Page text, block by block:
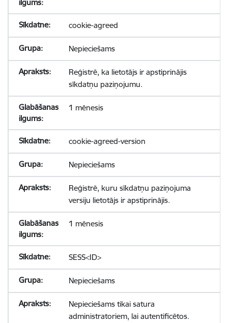
cookie-agreed
Nepieciešams
Reģistrē, ka lietotājs ir apstiprinājis
sīkdatņu paziņojumu.
1 mēnesis
cookie-agreed-version
Nepieciešams
Reģistrē, kuru sīkdatņu paziņojuma
versiju lietotājs ir apstiprinājis.
1 mēnesis
SESS<ID>
Nepieciešams
Nepieciešams tikai satura
administratoriem, lai autentificētos.